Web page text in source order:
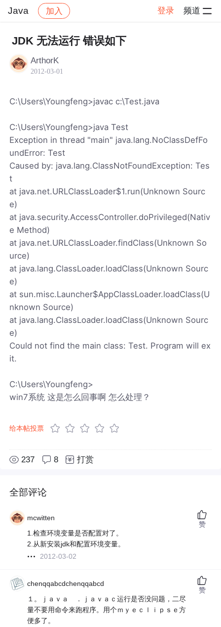
Java 加入 登录 频道
社区 Java 帖子详情
JDK 无法运行 错误如下
ArthorK
2012-03-01
C:\Users\Youngfeng>javac c:\Test.java
C:\Users\Youngfeng>java Test
Exception in thread "main" java.lang.NoClassDefFo
undError: Test
Caused by: java.lang.ClassNotFoundException: Tes
t
at java.net.URLClassLoader$1.run(Unknown Sourc
e)
at java.security.AccessController.doPrivileged(Nativ
e Method)
at java.net.URLClassLoader.findClass(Unknown So
urce)
at java.lang.ClassLoader.loadClass(Unknown Sourc
e)
at sun.misc.Launcher$AppClassLoader.loadClass(U
nknown Source)
at java.lang.ClassLoader.loadClass(Unknown Sourc
e)
Could not find the main class: Test. Program will ex
it.
C:\Users\Youngfeng>
win7系统 这是怎么回事啊 怎么处理？
给本帖投票
237 8 打赏
全部评论
mcwitten
1.检查环境变量是否配置对了。
2.从新安装jdk和配置环境变量。
2012-03-02
赞
chenqqabcdchenqqabcd
１。ｊａｖａ ．ｊａｖａｃ运行是否没问题，二尽
量不要用命令来跑程序。用个ｍｙｅｃｌｉｐｓｅ方
便多了。
赞